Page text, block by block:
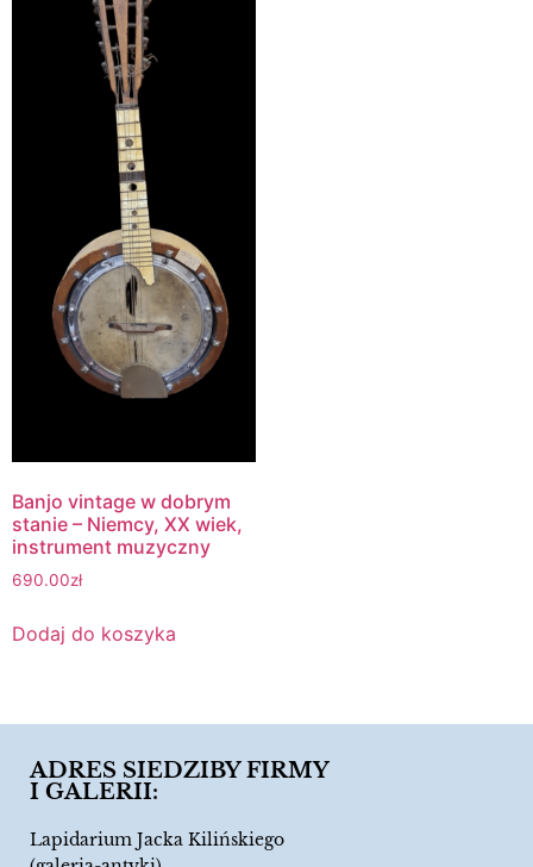
Banjo vintage w dobrym
stanie – Niemcy, XX wiek,
instrument muzyczny
690.00zł
Dodaj do koszyka
ADRES SIEDZIBY FIRMY
I GALERII:
Lapidarium Jacka Kilińskiego